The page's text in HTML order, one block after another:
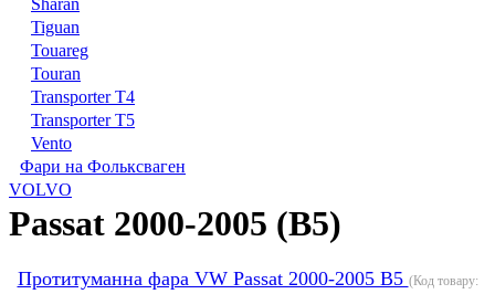
Tiguan
Touareg
Touran
Transporter T4
Transporter T5
Vento
Фари на Фольксваген
VOLVO
Passat 2000-2005 (B5)
Протитуманна фара VW Passat 2000-2005 B5 (Код товару: